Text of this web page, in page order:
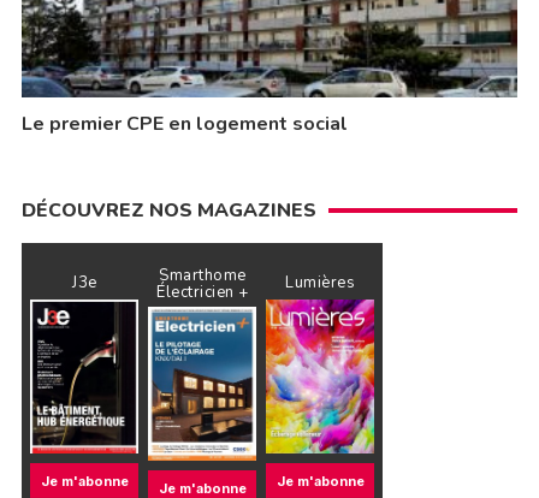
Le premier CPE en logement social
DÉCOUVREZ NOS MAGAZINES
J3e
Je m'abonne
Smarthome
Électricien +
Je m'abonne
Lumières
Je m'abonne